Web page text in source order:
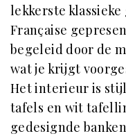
lekkerste
Française
begeleid door de
wat je krijgt
Het interieur is
tafels en wit
gedesignde